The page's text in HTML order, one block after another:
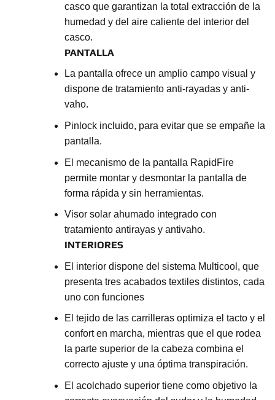
casco que garantizan la total extracción de la
humedad y del aire caliente del interior del
casco.
PANTALLA
La pantalla ofrece un amplio campo visual y
dispone de tratamiento anti-rayadas y anti-
vaho.
Pinlock incluido, para evitar que se empañe la
pantalla.
El mecanismo de la pantalla RapidFire
permite montar y desmontar la pantalla de
forma rápida y sin herramientas.
Visor solar ahumado integrado con
tratamiento antirayas y antivaho.
INTERIORES
El interior dispone del sistema Multicool, que
presenta tres acabados textiles distintos, cada
uno con funciones
El tejido de las carrilleras optimiza el tacto y el
confort en marcha, mientras que el que rodea
la parte superior de la cabeza combina el
correcto ajuste y una óptima transpiración.
El acolchado superior tiene como objetivo la